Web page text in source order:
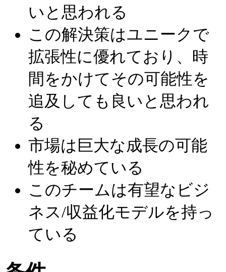
いと思われる
この解決策はユニークで
拡張性に優れており、時
間をかけてその可能性を
追及しても良いと思われ
る
市場は巨大な成長の可能
性を秘めている
このチームは有望なビジ
ネス/収益化モデルを持っ
ている